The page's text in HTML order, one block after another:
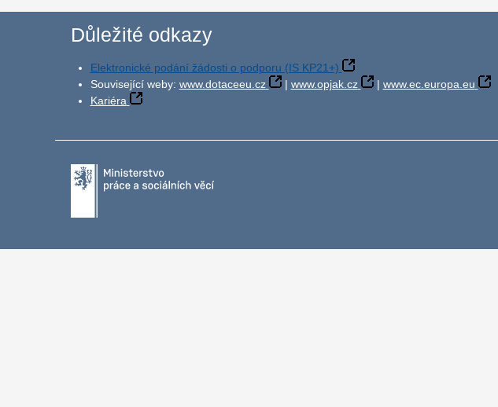
Důležité odkazy
Elektronické podání žádosti o podporu (IS KP21+)
Související weby: www.dotaceeu.cz | www.opjak.cz | www.ec.europa.eu
Kariéra